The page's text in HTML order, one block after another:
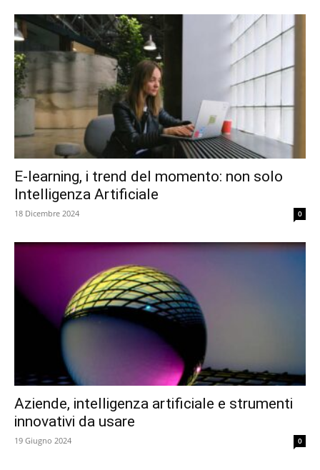
E-learning, i trend del momento: non solo
Intelligenza Artificiale
18 Dicembre 2024 0
Aziende, intelligenza artificiale e strumenti
innovativi da usare
19 Giugno 2024 0